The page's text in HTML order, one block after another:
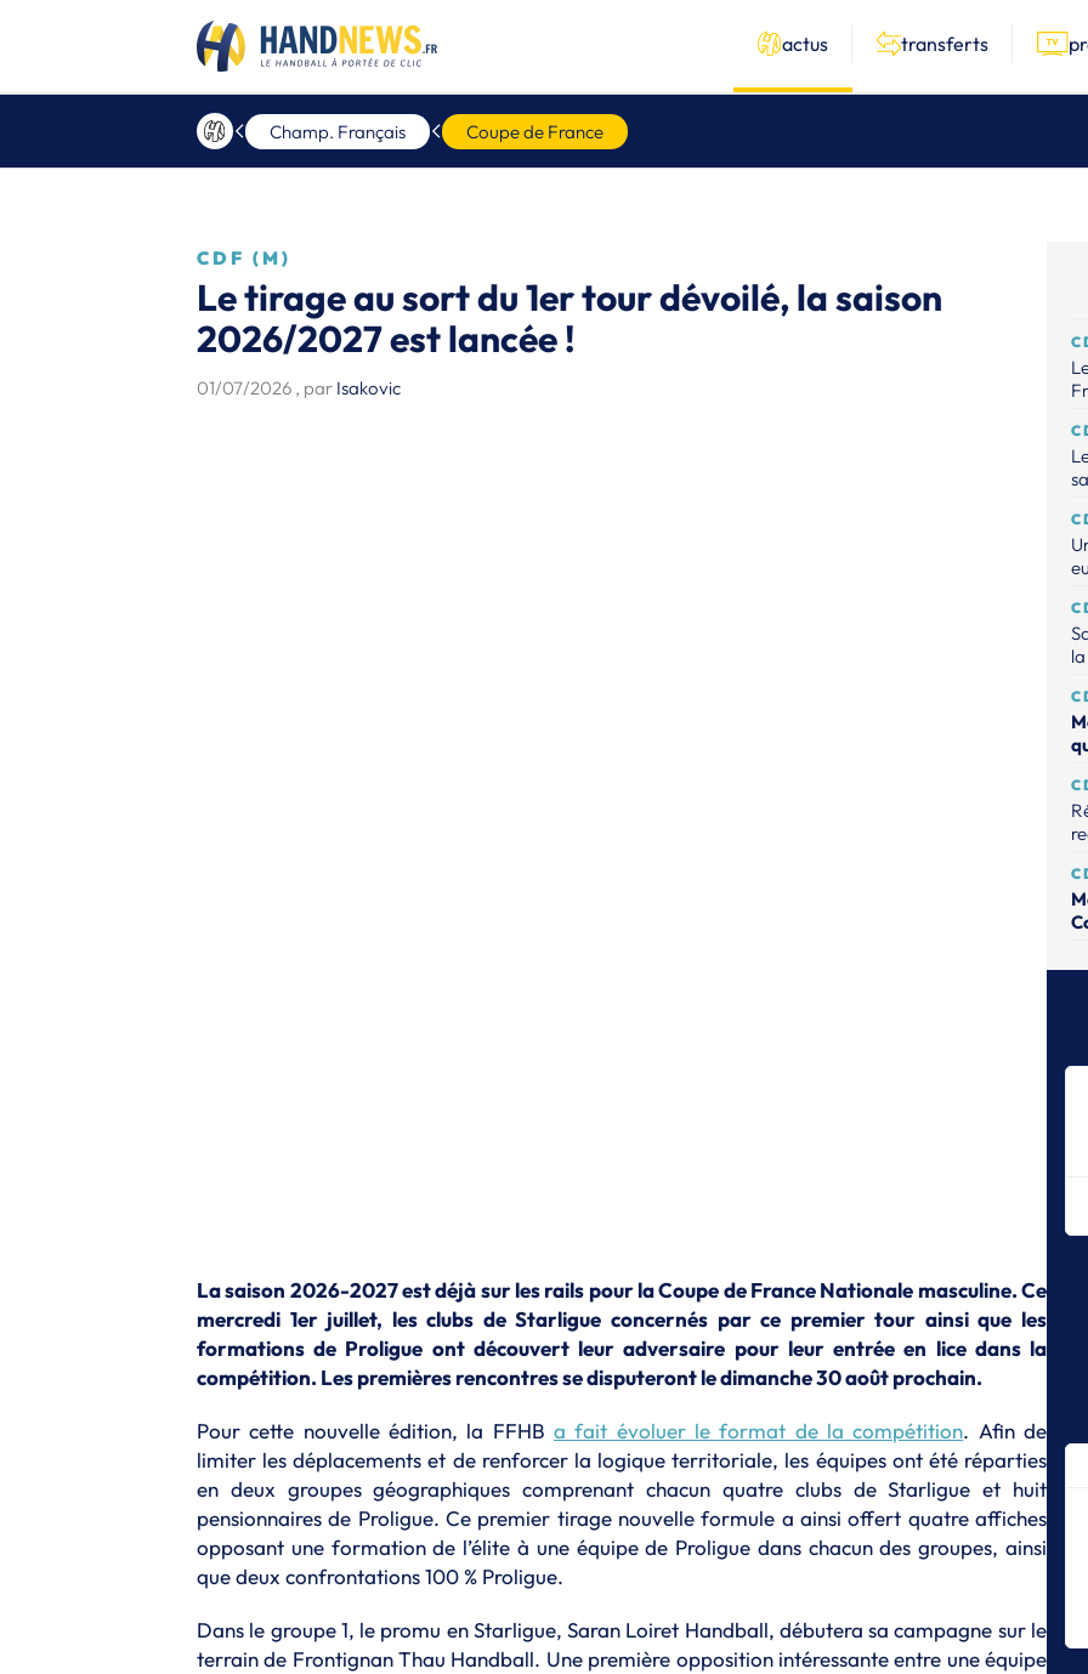
actus transferts
Champ. Français Coupe de France
CDF (M)
Le tirage au sort du 1er tour dévoilé, la saison
2026/2027 est lancée !
01/07/2026 , par Isakovic
La saison 2026-2027 est déjà sur les rails pour la Coupe de France Nationale masculine. Ce
mercredi 1er juillet, les clubs de Starligue concernés par ce premier tour ainsi que les
formations de Proligue ont découvert leur adversaire pour leur entrée en lice dans la
compétition. Les premières rencontres se disputeront le dimanche 30 août prochain.
Pour cette nouvelle édition, la FFHB a fait évoluer le format de la compétition. Afin de
limiter les déplacements et de renforcer la logique territoriale, les équipes ont été réparties
en deux groupes géographiques comprenant chacun quatre clubs de Starligue et huit
pensionnaires de Proligue. Ce premier tirage nouvelle formule a ainsi offert quatre affiches
opposant une formation de l’élite à une équipe de Proligue dans chacun des groupes, ainsi
que deux confrontations 100 % Proligue.
Dans le groupe 1, le promu en Starligue, Saran Loiret Handball, débutera sa campagne sur le
terrain de Frontignan Thau Handball. Une première opposition intéressante entre une équipe